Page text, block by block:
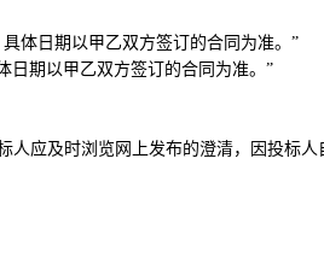
具体日期以甲乙双方签订的合同为准。 ”
日期以甲乙双方签订的合同为准。 ”
人应及时浏览网上发布的澄清，因投标人